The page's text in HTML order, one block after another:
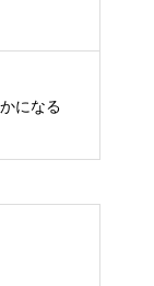
になる